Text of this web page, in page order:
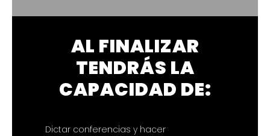
AL FINALIZAR
TENDRÁS LA
CAPACIDAD DE:
Dictar conferencias y hacer